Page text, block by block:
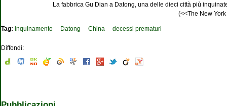
La fabbrica Gu Dian a Datong, una delle dieci città più
(<<The New
Tag: inquinamento Datong China decessi prematuri
Diffondi: